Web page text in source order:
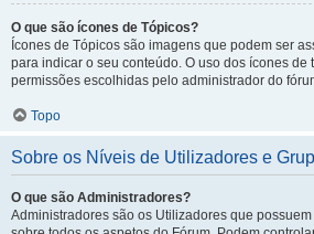
O que são ícones de Tópicos?
Ícones de Tópicos são imagens que podem ser
para indicar o seu conteúdo. O uso dos ícones de
permissões escolhidas pelo administrador do
Topo
Sobre os Níveis de Utilizadores e
O que são Administradores?
Administradores são os Utilizadores que